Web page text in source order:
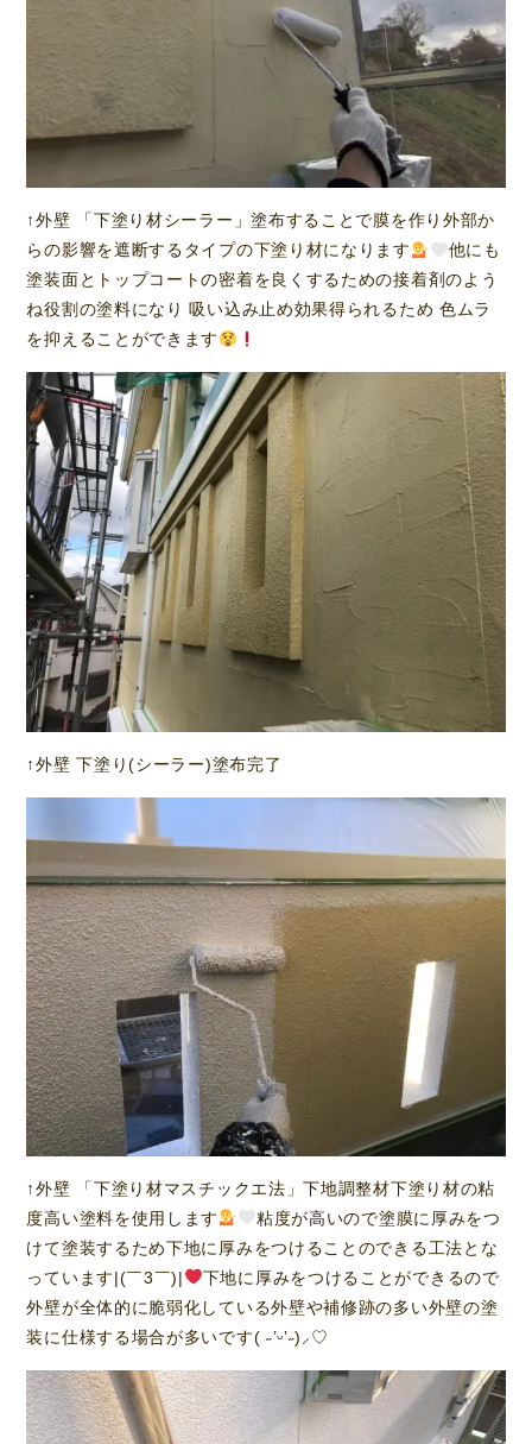
↑外壁 「下塗り材シーラー」塗布することで膜を作り外部か
らの影響を遮断するタイプの下塗り材になります
他にも
塗装面とトップコートの密着を良くするための接着剤のよう
ね役割の塗料になり 吸い込み止め効果得られるため 色ムラ
を抑えることができます
↑外壁 下塗り(シーラー)塗布完了
↑外壁 「下塗り材マスチックエ法」下地調整材下塗り材の粘
度高い塗料を使用します
粘度が高いので塗膜に厚みをつ
けて塗装するため下地に厚みをつけることのできる工法とな
っています|(￣3￣)|
下地に厚みをつけることができるので
外壁が全体的に脆弱化している外壁や補修跡の多い外壁の塗
装に仕様する場合が多いです( ˶’ᵕ’˶)⸝‪‪‎♡